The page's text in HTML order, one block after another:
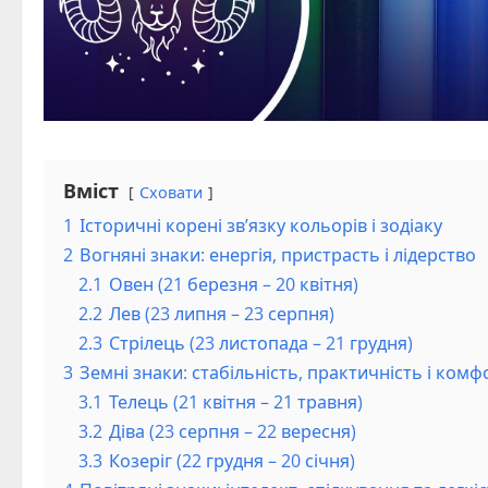
Вміст Сховати
1 Історичні корені зв’язку кольорів і зодіаку
2 Вогняні знаки: енергія, пристрасть і лідерство
2.1 Овен (21 березня – 20 квітня)
2.2 Лев (23 липня – 23 серпня)
2.3 Стрілець (23 листопада – 21 грудня)
3 Земні знаки: стабільність, практичність і
3.1 Телець (21 квітня – 21 травня)
3.2 Діва (23 серпня – 22 вересня)
3.3 Козеріг (22 грудня – 20 січня)